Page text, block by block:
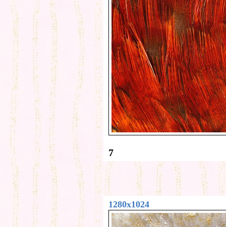
7
1280x1024